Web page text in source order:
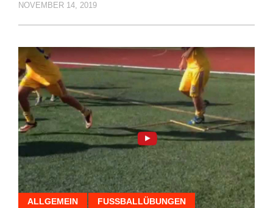
NOVEMBER 14, 2019
ALLGEMEIN FUSSBALLÜBUNGEN